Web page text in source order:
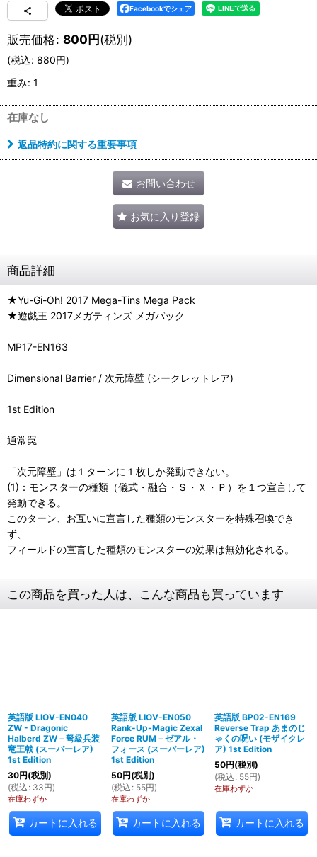
Facebookでシェア
販売価格: 800円(税別)
(税込: 880円)
重み: 1
在庫なし
返品特約に関する重要事項
お問い合わせ
お気に入り登録
商品詳細
★Yu-Gi-Oh! 2017 Mega-Tins Mega Pack
★遊戯王 2017メガティンズ メガパック
MP17-EN163
Dimensional Barrier / 次元障壁 (シークレットレア)
1st Edition
通常罠
「次元障壁」は１ターンに１枚しか発動できない。
(1)：モンスターの種類（儀式・融合・Ｓ・Ｘ・Ｐ）を１つ宣言して
発動できる。
このターン、お互いに宣言した種類のモンスターを特殊召喚でき
ず、
フィールドの宣言した種類のモンスターの効果は無効化される。
この商品を買った人は、こんな商品も買っています
英語版 LIOV-EN040
ZW - Dragonic
Halberd ZW－弩級兵装
竜王戟 (スーパーレア)
1st Edition
30円(税別)
(税込 : 33円)
在庫わずか
カートに入れる
英語版 LIOV-EN050
Rank-Up-Magic Zexal
Force RUM－ゼアル・
フォース (スーパーレア)
1st Edition
50円(税別)
(税込 : 55円)
在庫わずか
カートに入れる
英語版 BP02-EN169
Reverse Trap あまのじ
ゃくの呪い (モザイクレ
ア) 1st Edition
50円(税別)
(税込 : 55円)
在庫わずか
カートに入れる